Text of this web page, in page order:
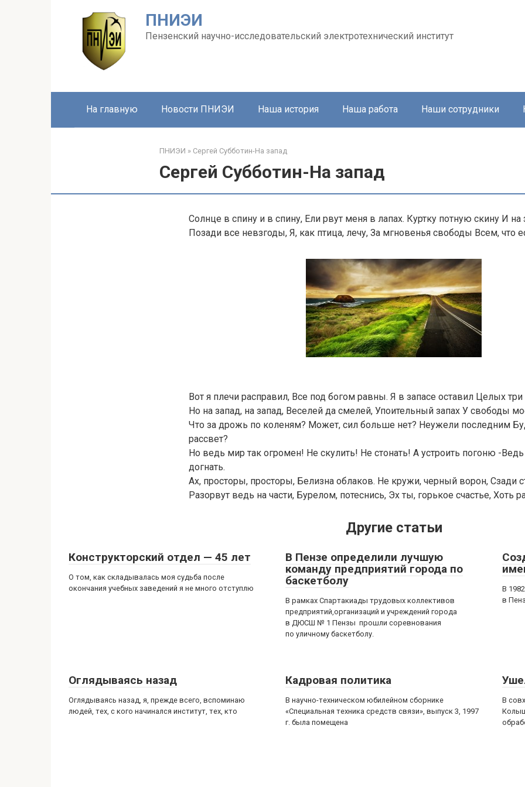
ПНИЭИ
Пензенский научно-исследовательский электротехнический институт
На главную Новости ПНИЭИ Наша история Наша работа Наши сотрудники
ПНИЭИ » Сергей Субботин-На запад
Сергей Субботин-На запад
Солнце в спину и в спину, Ели рвут меня в лапах. Куртку потную скину И на
Позади все невзгоды, Я, как птица, лечу, За мгновенья свободы Всем, что
Вот я плечи расправил, Все под богом равны. Я в запасе оставил Целых
Но на запад, на запад, Веселей да смелей, Упоительный запах У свободы
Что за дрожь по коленям? Может, сил больше нет? Неужели последним
рассвет?
Но ведь мир так огромен! Не скулить! Не стонать! А устроить погоню -Ведь
догнать.
Ах, просторы, просторы, Белизна облаков. Не кружи, черный ворон, Сзади
Разорвут ведь на части, Бурелом, потеснись, Эх ты, горькое счастье, Хоть
Другие статьи
Конструкторский отдел — 45 лет
О том, как складывалась моя судьба после
окончания учебных заведений я не много отступлю
В Пензе определили лучшую
команду предприятий города по
баскетболу
В рамках Спартакиады трудовых коллективов
предприятий,организаций и учреждений города
в ДЮСШ № 1 Пензы прошли соревнования
по уличному баскетболу.
В
в
Оглядываясь назад
Оглядываясь назад, я, прежде всего, вспоминаю
людей, тех, с кого начинался институт, тех, кто
Кадровая политика
В научно-техническом юбилейном сборнике
«Специальная техника средств связи», выпуск 3, 1997
г. была помещена
В